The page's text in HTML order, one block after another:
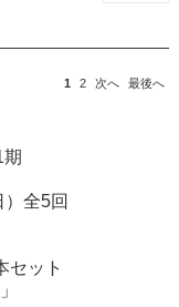
1 2 次へ 最後へ
全5回
セット